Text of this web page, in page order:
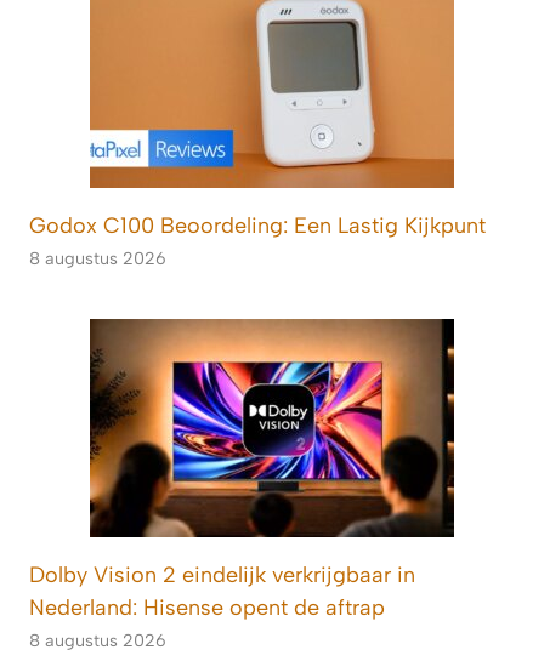
Godox C100 Beoordeling: Een Lastig Kijkpunt
8 augustus 2026
Dolby Vision 2 eindelijk verkrijgbaar in
Nederland: Hisense opent de aftrap
8 augustus 2026